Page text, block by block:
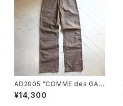
AD2005 "COMME des GAR
ÇONS HOMME“ cotton pan
ts
¥14,300